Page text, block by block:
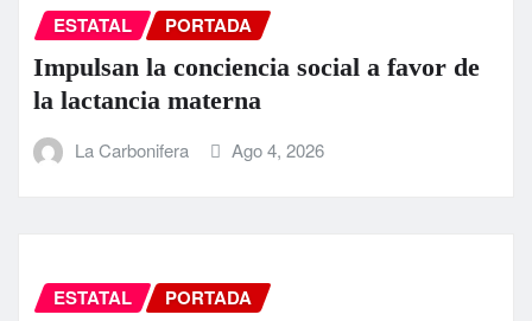
ESTATAL PORTADA
Impulsan la conciencia social a favor de
la lactancia materna
La Carbonifera Ago 4, 2026
ESTATAL PORTADA